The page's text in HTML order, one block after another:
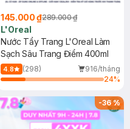
145.000 ₫289.000 ₫
L'Oreal
Nước Tẩy Trang L'Oreal Làm
Sạch Sâu Trang Điểm 400ml
4.8 (298)
916/tháng
24%
-36%